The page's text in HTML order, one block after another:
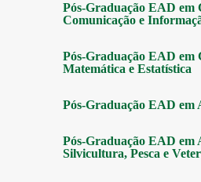
Pós-Graduação EAD em
Comunicação e
Pós-Graduação EAD em
Matemática e Estatística
Pós-Graduação EAD em
Pós-Graduação EAD
Silvicultura, Pesca e